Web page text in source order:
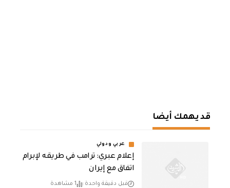
قد يهمك أيضا
عربي ودولي
إعلام عبري: ترامب في طريقه لإبرام
اتفاق مع إيران
قبل دقيقة واحدة 1 مشاهدة